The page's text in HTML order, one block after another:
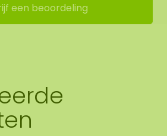
een beoordeling